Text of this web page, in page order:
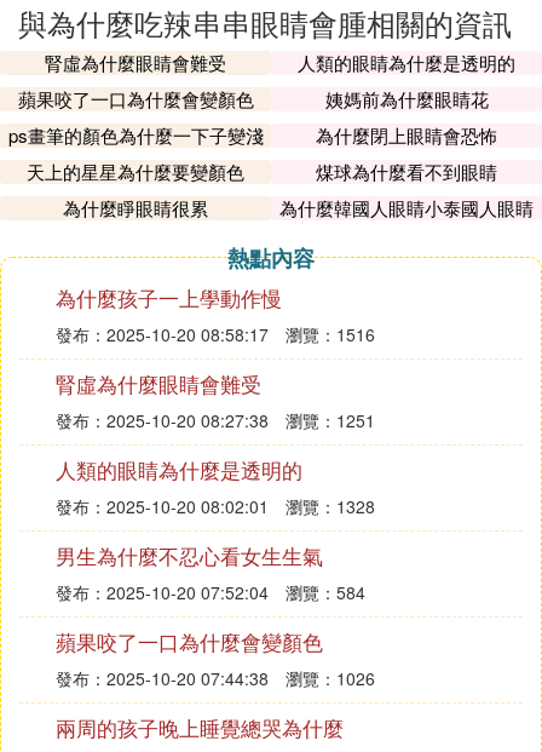
與為什麼吃辣串串眼睛會腫相關的資訊
腎虛為什麼眼睛會難受
人類的眼睛為什麼是透明的
蘋果咬了一口為什麼會變顏色
姨媽前為什麼眼睛花
ps畫筆的顏色為什麼一下子變淺
了
為什麼閉上眼睛會恐怖
天上的星星為什麼要變顏色
煤球為什麼看不到眼睛
為什麼睜眼睛很累
為什麼韓國人眼睛小泰國人眼睛
熱點內容
為什麼孩子一上學動作慢
發布：2025-10-20 08:58:17 瀏覽：1516
腎虛為什麼眼睛會難受
發布：2025-10-20 08:27:38 瀏覽：1251
人類的眼睛為什麼是透明的
發布：2025-10-20 08:02:01 瀏覽：1328
男生為什麼不忍心看女生生氣
發布：2025-10-20 07:52:04 瀏覽：584
蘋果咬了一口為什麼會變顏色
發布：2025-10-20 07:44:38 瀏覽：1026
兩周的孩子晚上睡覺總哭為什麼